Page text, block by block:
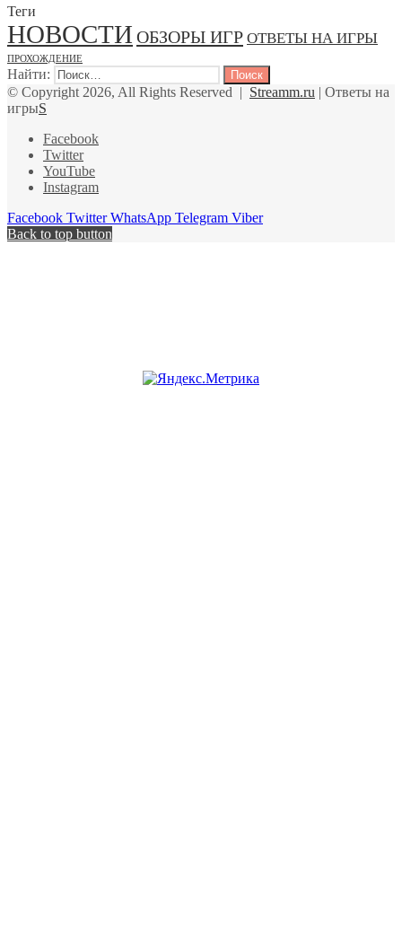
Теги
НОВОСТИ ОБЗОРЫ ИГР ОТВЕТЫ НА ИГРЫ
ПРОХОЖДЕНИЕ
Найти:
© Copyright 2026, All Rights Reserved | Streamm.ru | Ответы на
игрыS
Facebook
Twitter
YouTube
Instagram
Facebook Twitter WhatsApp Telegram Viber
Back to top button